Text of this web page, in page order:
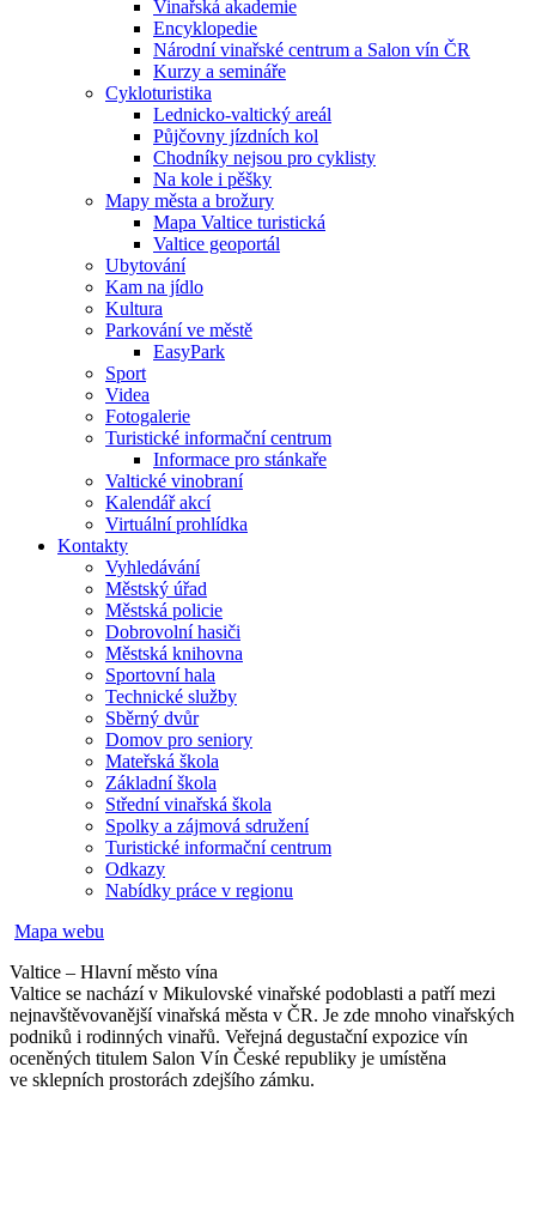
Vinařská akademie
Encyklopedie
Národní vinařské centrum a Salon vín ČR
Kurzy a semináře
Cykloturistika
Lednicko-valtický areál
Půjčovny jízdních kol
Chodníky nejsou pro cyklisty
Na kole i pěšky
Mapy města a brožury
Mapa Valtice turistická
Valtice geoportál
Ubytování
Kam na jídlo
Kultura
Parkování ve městě
EasyPark
Sport
Videa
Fotogalerie
Turistické informační centrum
Informace pro stánkaře
Valtické vinobraní
Kalendář akcí
Virtuální prohlídka
Kontakty
Vyhledávání
Městský úřad
Městská policie
Dobrovolní hasiči
Městská knihovna
Sportovní hala
Technické služby
Sběrný dvůr
Domov pro seniory
Mateřská škola
Základní škola
Střední vinařská škola
Spolky a zájmová sdružení
Turistické informační centrum
Odkazy
Nabídky práce v regionu
Mapa webu
Valtice – Hlavní město vína
Valtice se nachází v Mikulovské vinařské podoblasti a patří mezi
nejnavštěvovanější vinařská města v ČR. Je zde mnoho vinařských
podniků i rodinných vinařů. Veřejná degustační expozice vín
oceněných titulem Salon Vín České republiky je umístěna
ve sklepních prostorách zdejšího zámku.